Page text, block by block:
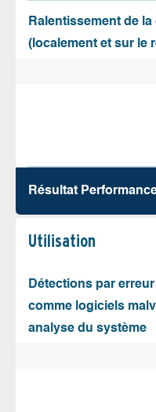
Ralentissement de
(localement et sur le
Résultat
Utilisation
Détections par
comme logiciels
analyse du système